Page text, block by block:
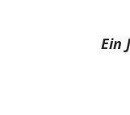
Ein